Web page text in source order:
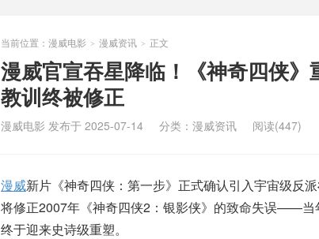
当前位置： 漫威电影 > 漫威资讯 > 正文
漫威官宣吞星降临！《神奇四侠
教训终被修正
漫威电影 发布于 2025-07-14 分类： 漫威资讯 阅读(447)
漫威新片《神奇四侠：第一步》正式确认引入宇宙级反派
将修正2007年《神奇四侠2：银影侠》的致命失误——当
终于迎来史诗级重塑。